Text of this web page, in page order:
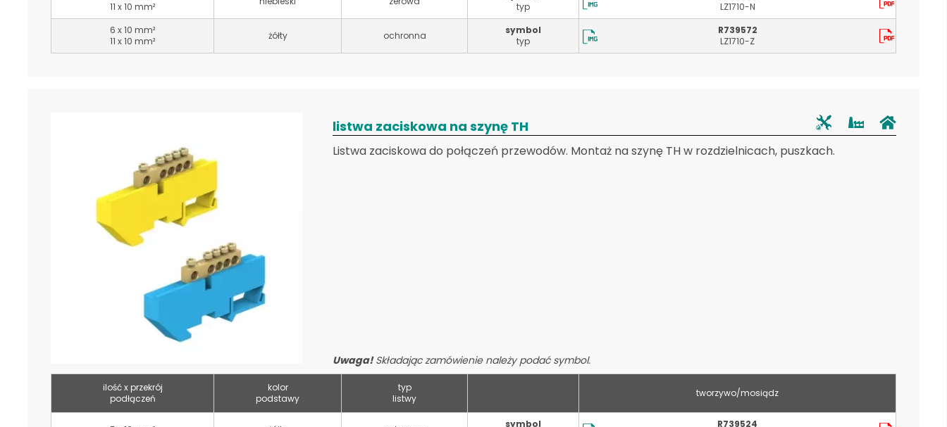
11 x 10 mm²
typ
LZ1710-N
6 x 10 mm²
11 x 10 mm²
żółty ochronna
symbol
typ
R739572
LZ1710-Z
listwa zaciskowa na szynę TH
Listwa zaciskowa do połączeń przewodów. Montaż na szynę TH w rozdzielnicach, puszkach.
Uwaga!Składając zamówienie należy podać symbol.
ilość x przekrój
podłączeń
kolor
podstawy
typ
listwy
tworzywo/mosiądz
symbol
R739524